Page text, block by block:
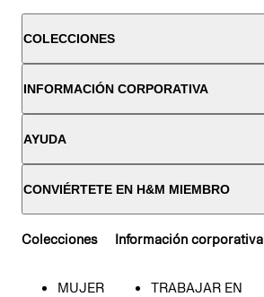
COLECCIONES
INFORMACIÓN CORPORATIVA
AYUDA
CONVIÉRTETE EN H&M MIEMBRO
Colecciones
MUJER
Información corporativa
TRABAJAR EN